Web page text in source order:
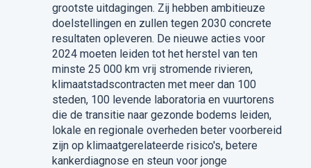
grootste uitdagingen. Zij hebben ambitieuze
doelstellingen en zullen tegen 2030 concrete
resultaten opleveren. De nieuwe acties voor
2024 moeten leiden tot het herstel van ten
minste 25 000 km vrij stromende rivieren,
klimaatstadscontracten met meer dan 100
steden, 100 levende laboratoria en vuurtorens
die de transitie naar gezonde bodems leiden,
lokale en regionale overheden beter voorbereid
zijn op klimaatgerelateerde risico's, betere
kankerdiagnose en steun voor jonge